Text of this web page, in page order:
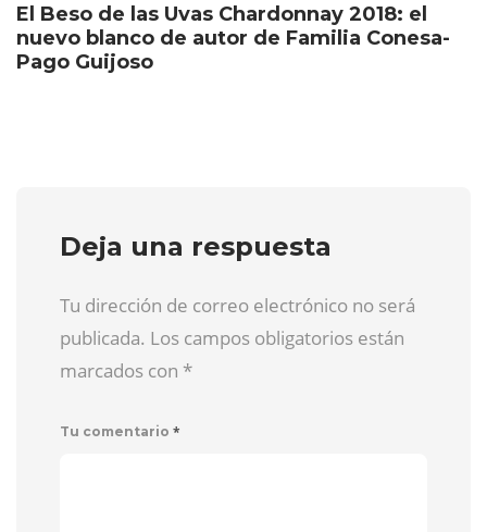
El Beso de las Uvas Chardonnay 2018: el
nuevo blanco de autor de Familia Conesa-
Pago Guijoso
Deja una respuesta
Tu dirección de correo electrónico no será
publicada. Los campos obligatorios están
marcados con *
Tu comentario *